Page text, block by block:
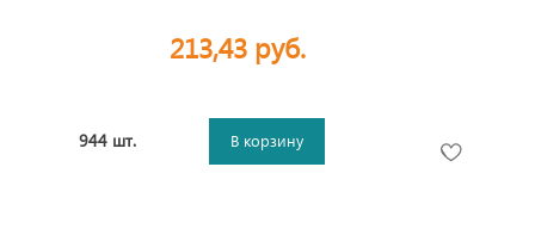
213,43 руб.
944 шт. В корзину